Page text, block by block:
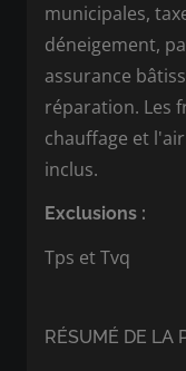
municipales,
déneigement,
assurance
réparation. Les
chauffage et
inclus.
Exclusions :
Tps et Tvq
RÉSUMÉ DE LA